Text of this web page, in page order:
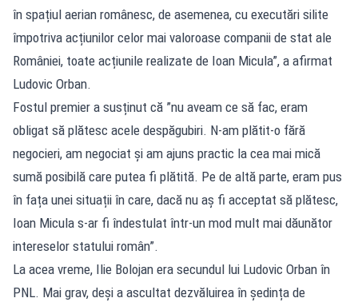
în spațiul aerian românesc, de asemenea, cu executări silite
împotriva acțiunilor celor mai valoroase companii de stat ale
României, toate acțiunile realizate de Ioan Micula”, a afirmat
Ludovic Orban.
Fostul premier a susținut că ”nu aveam ce să fac, eram
obligat să plătesc acele despăgubiri. N-am plătit-o fără
negocieri, am negociat și am ajuns practic la cea mai mică
sumă posibilă care putea fi plătită. Pe de altă parte, eram pus
în fața unei situații în care, dacă nu aș fi acceptat să plătesc,
Ioan Micula s-ar fi îndestulat într-un mod mult mai dăunător
intereselor statului român”.
La acea vreme, Ilie Bolojan era secundul lui Ludovic Orban în
PNL. Mai grav, deși a ascultat dezvăluirea în ședința de